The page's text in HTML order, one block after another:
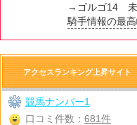
→ゴルゴ14 未
騎手情報の最
アクセスランキング上昇サイト
競馬ナンバー1
口コミ件数： 681件